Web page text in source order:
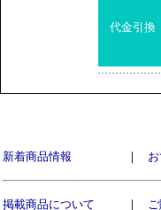
代金引換
新着商品情報 ｜
掲載商品について ｜